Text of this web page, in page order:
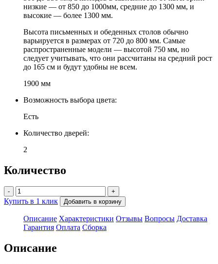
низкие — от 850 до 1000мм, средние до 1300 мм, и
высокие — более 1300 мм.
Высота письменных и обеденных столов обычно
варьируется в размерах от 720 до 800 мм. Самые
распространенные модели — высотой 750 мм, но
следует учитывать, что они рассчитаны на средний рост
до 165 см и будут удобны не всем.
1900 мм
Возможность выбора цвета:
Есть
Количество дверей:
2
Количество
- +
Купить в 1 клик Добавить в корзину
Описание Характеристики Отзывы Вопросы Доставка
Гарантия Оплата Сборка
Описание